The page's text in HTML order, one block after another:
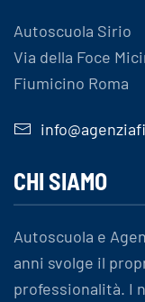
Autoscuola Sirio
Via della Foce
Fiumicino Roma
CHI SIAMO
Autoscuola e
anni svolge il
professionalità. I